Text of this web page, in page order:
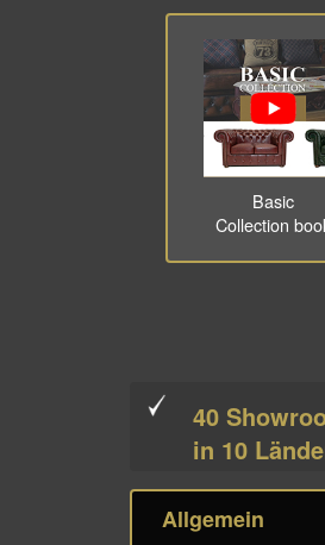
Basic
Collection
40
in 10
Allgemein